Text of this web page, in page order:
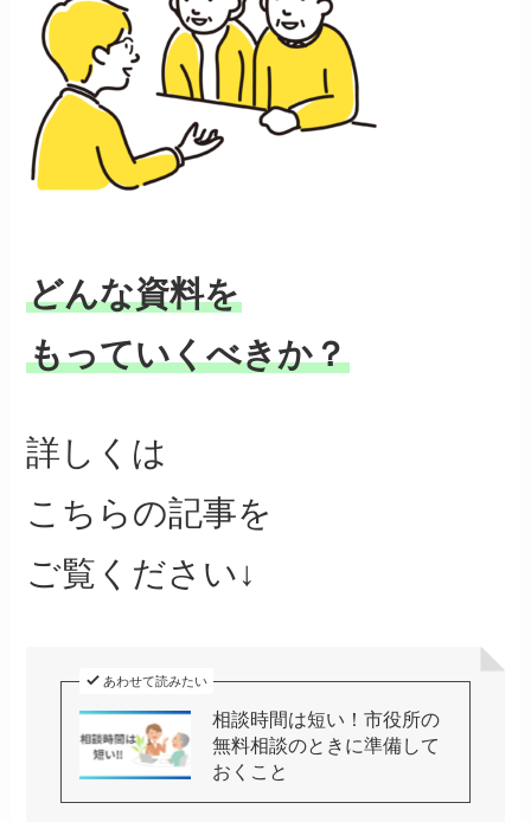
どんな資料を
もっていくべきか？
詳しくは
こちらの記事を
ご覧ください↓
あわせて読みたい
相談時間は短い！市役所の
無料相談のときに準備して
おくこと